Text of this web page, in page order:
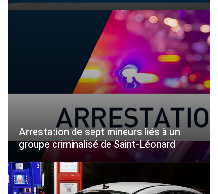
Arrestation de sept mineurs liés à un
groupe criminalisé de Saint-Léonard